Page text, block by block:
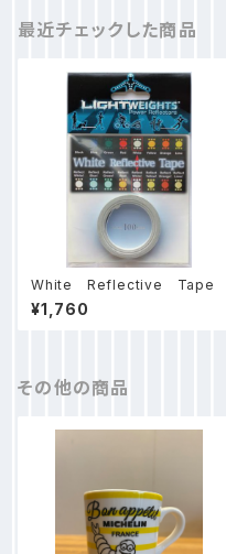
最近チェックした商品
White Reflective Tape
¥1,760
その他の商品